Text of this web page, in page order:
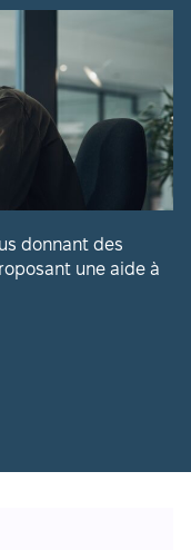
donnant des
une aide à